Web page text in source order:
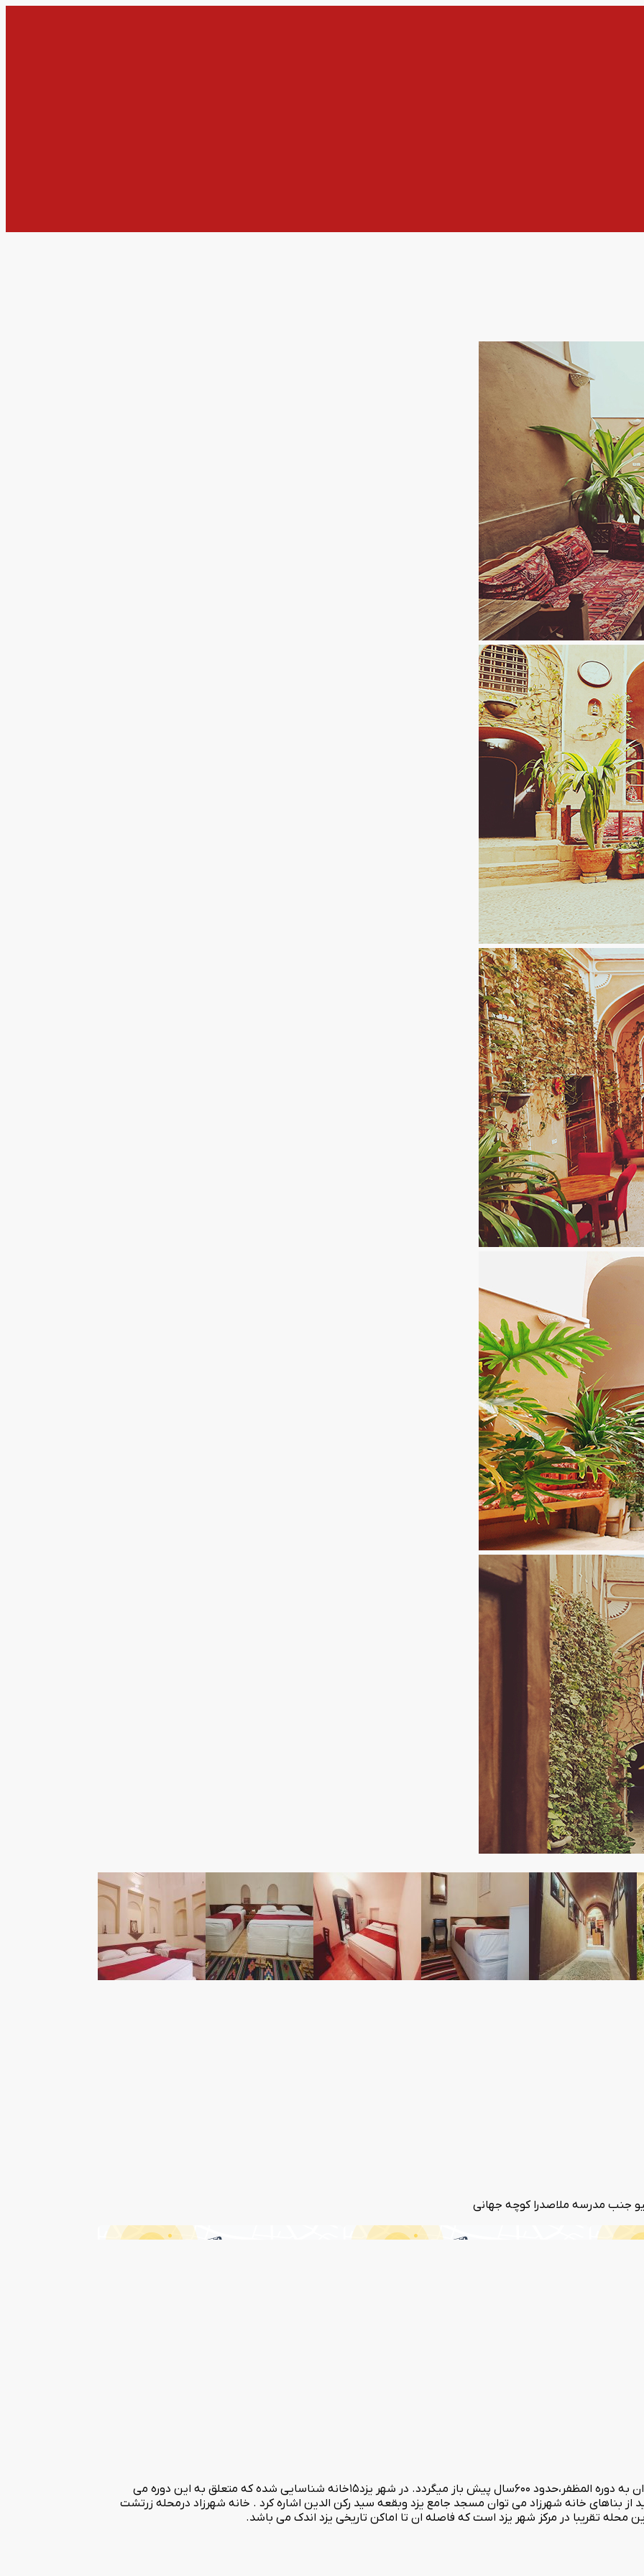
جنب مدرسه ملاصدرا کوچه جهانی
خانه تاریخی شهرزاد مجموعه ای است بامعماری زرتشتی که پیشینه ان به دوره المظفر،حدود ۶۰۰سال پیش باز میگردد. در شهر یزد۱۵خانه شناسایی شده که متعلق به این دوره می
خانه شهرزاد درسال ۹۶تعداداین خانه ها به عدد۱۶ رسید از بناهای خانه شهرزاد می توان مسجد جامع یزد وبقعه سید رکن الدین اشاره کرد . خانه شهرزاد درمحله زرتشت
تقریبا در مرکز شهر یزد است که فاصله ان تا اماکن تاریخی یزد اندک می باشد.